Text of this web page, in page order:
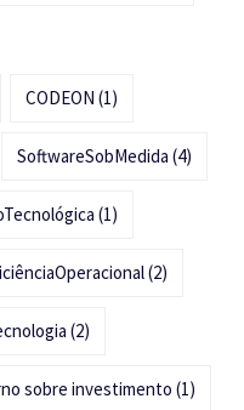
CODEON (1)
SoftwareSobMedida (4)
(1)
(2)
(2)
sobre investimento (1)